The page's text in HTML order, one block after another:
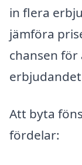
in flera
jämföra
chansen
Att byta
fördelar: